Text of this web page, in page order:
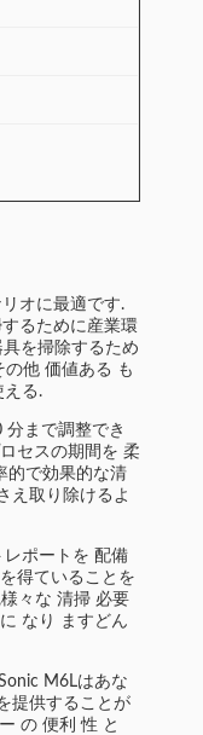
オに最適です.
るために産業環
を掃除するため
の他 価値ある も
える.
まで調整でき
セスの期間を 柔
的で効果的な清
え取り除けるよ
ポートを 配備
得ていることを
々な 清掃 必要
なり ますどん
M6Lはあな
提供することが
の 便利 性 と